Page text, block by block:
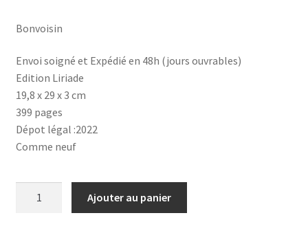
Bonvoisin
Envoi soigné et Expédié en 48h (jours ouvrables)
Edition Liriade
19,8 x 29 x 3 cm
399 pages
Dépot légal :2022
Comme neuf
Ajouter au panier